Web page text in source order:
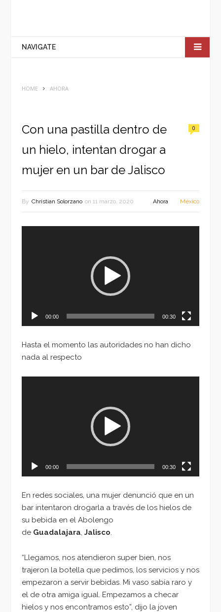
NAVIGATE
HOME AHORA
Con una pastilla dentro de
un hielo, intentan drogar a
mujer en un bar de Jalisco
0
By Christian Solorzano on 11 marzo, 2020 Ahora México
00:00 00:30
Hasta el momento las autoridades no han dicho
nada al respecto
00:00 00:30
En redes sociales, una mujer denunció que en un
bar intentaron drogarla a través de los hielos de
su bebida en el Abolengo
de Guadalajara, Jalisco.
“Llegamos, nos atendieron super bien, nos
trajeron la botella que pedimos, los servicios y nos
empezaron a servir bebidas. Mi vaso sabía raro y
el de otra amiga igual. Empezamos a checar
hielos y nos encontramos esto”, dijo la joven